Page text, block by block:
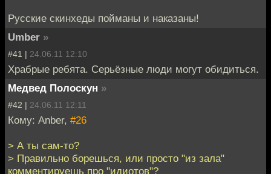
Русские скинхеды пойманы и наказаны!
Umber »
#41 | 24.06.11 12:10
Храбрые ребята. Серьёзные люди могут обидиться.
Медвед Полоскун »
#42 | 24.06.11 12:11
Кому: Anber, #26
> А ты сам-то?
> Правильно борешься, или просто "из зала"
комментируешь про "идиотов"?